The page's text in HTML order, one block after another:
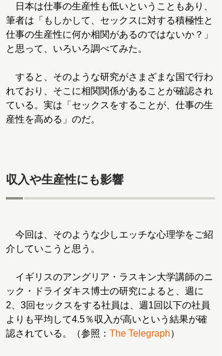
日本は仕事の生産性も低いということもあり、
筆者は「もしかして、セックスに対する積極性と
仕事の生産性に何か相関があるのではないか？」
と思って、いろいろ調べてみた。
すると、そのような研究がさまざまな国で行わ
れており、そこに相関関係があることが確認され
ている。実は「セックスをすることが、仕事の生
産性を高める」のだ。
収入や生産性にも影響
今回は、そのような少しエッチな心理学をご紹
介していこうと思う。
イギリスのアングリア・ラスキン大学講師のニ
ック・ドライダキス博士の研究によると、週に
2、3回セックスをする社員は、週1回以下の社員
よりも平均して4.5％収入が高いという結果が確
認されている。（参照： The Telegraph）